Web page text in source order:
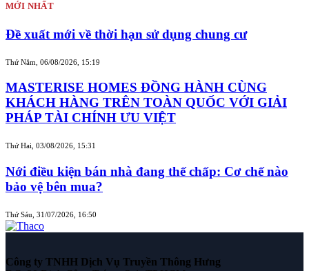
MỚI NHẤT
Đề xuất mới về thời hạn sử dụng chung cư
Thứ Năm, 06/08/2026, 15:19
MASTERISE HOMES ĐỒNG HÀNH CÙNG
KHÁCH HÀNG TRÊN TOÀN QUỐC VỚI GIẢI
PHÁP TÀI CHÍNH ƯU VIỆT
Thứ Hai, 03/08/2026, 15:31
Nới điều kiện bán nhà đang thế chấp: Cơ chế nào
bảo vệ bên mua?
Thứ Sáu, 31/07/2026, 16:50
Công ty TNHH Dịch Vụ Truyền Thông Hưng